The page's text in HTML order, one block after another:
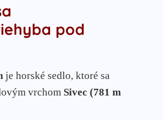
pod
je horské sedlo, ktoré sa
vrchom Sivec (781 m